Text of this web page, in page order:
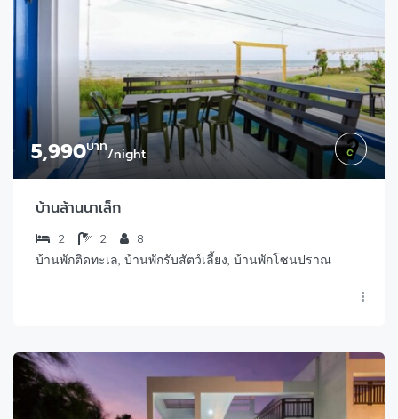
5,990บาท/night
บ้านล้านนาเล็ก
2 2
8
บ้านพักติดทะเล, บ้านพักรับสัตว์เลี้ยง, บ้านพักโซนปราณ